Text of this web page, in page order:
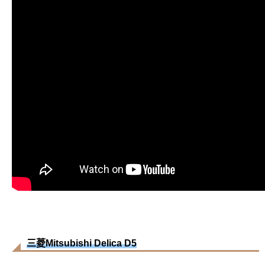
三菱Mitsubishi Delica D5